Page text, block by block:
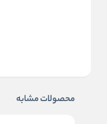
محصولات مشابه